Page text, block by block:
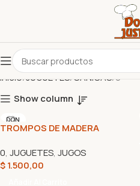
Inicio JUGUETES CANICAS 0
Show column
DON
JUSTO
TROMPOS DE MADERA
0, JUGUETES, JUGOS
$1.500,00